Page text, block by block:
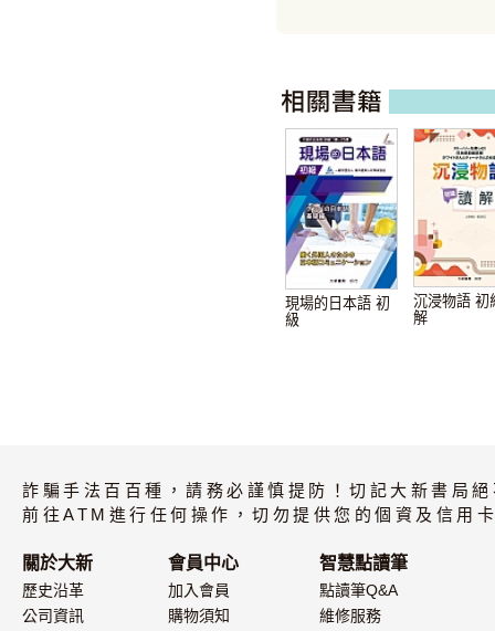
現場的日本語 初
級
沉浸物語 初
解
詐騙手法百百種，請務必謹慎提防！切記大新書局
前往ATM進行任何操作，切勿提供您的個資及信用
關於大新
歷史沿革
公司資訊
會員中心
加入會員
購物須知
智慧點讀筆
點讀筆Q&A
維修服務